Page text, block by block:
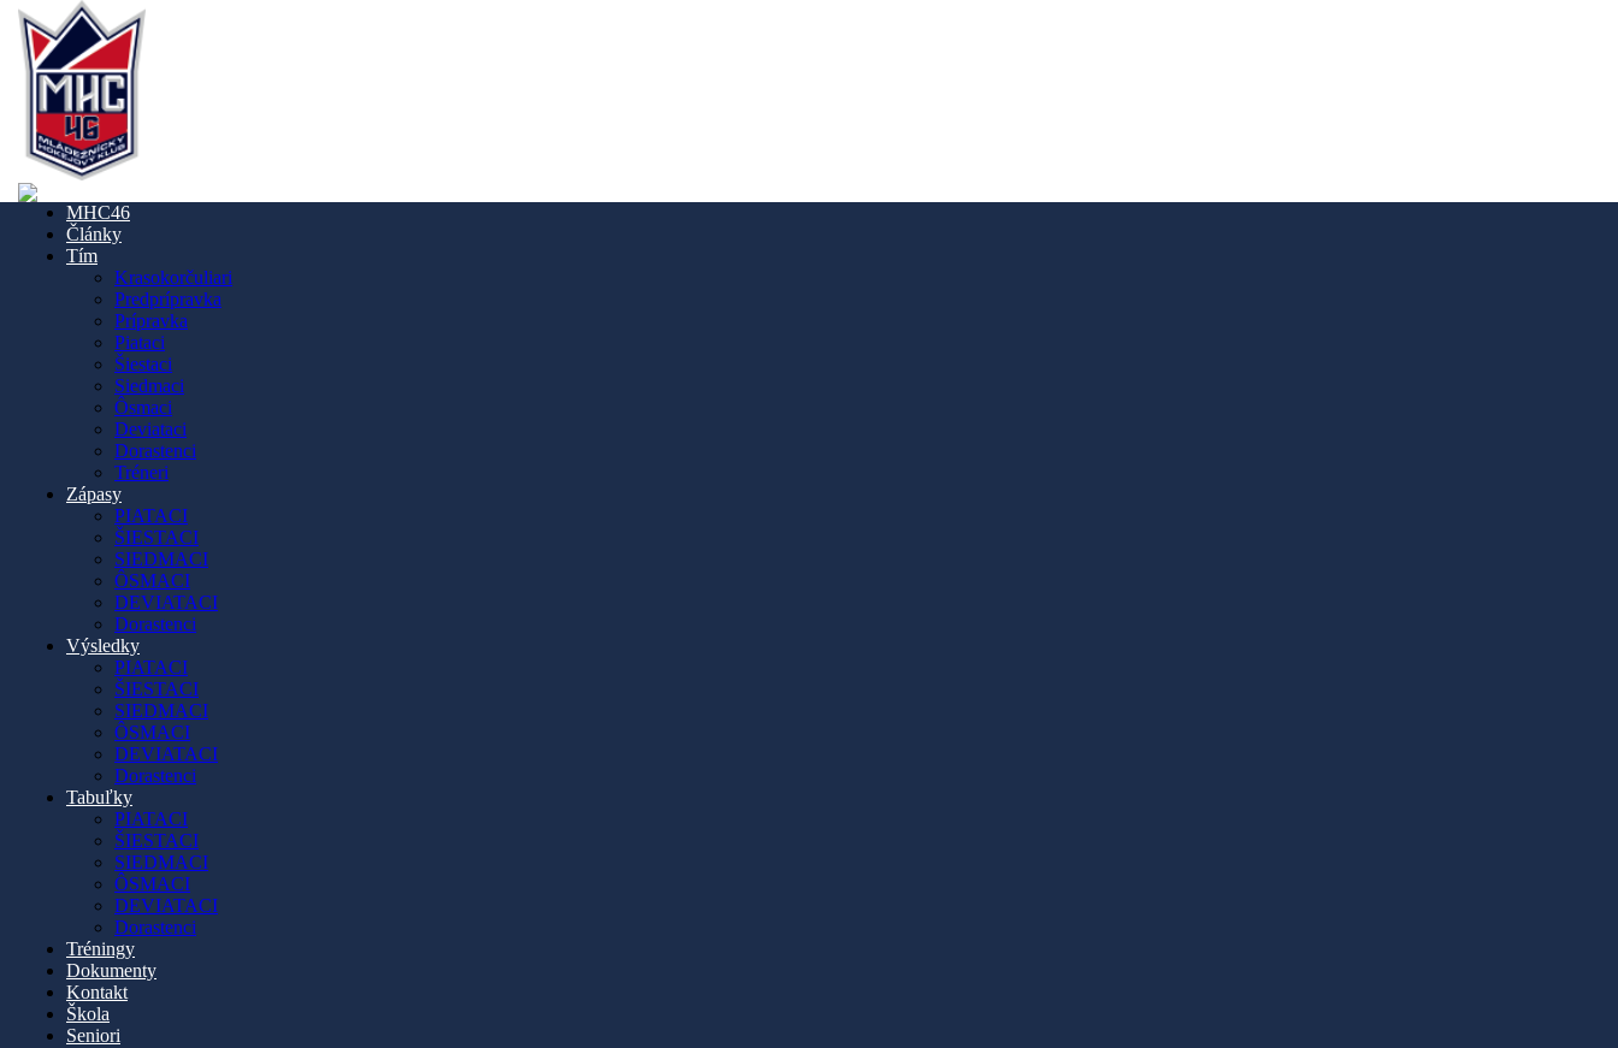
MHC46
Články
Tím
Krasokorčuliari
Predprípravka
Prípravka
Piataci
Šiestaci
Siedmaci
Ôsmaci
Deviataci
Dorastenci
Tréneri
Zápasy
PIATACI
ŠIESTACI
SIEDMACI
ÔSMACI
DEVIATACI
Dorastenci
Výsledky
PIATACI
ŠIESTACI
SIEDMACI
ÔSMACI
DEVIATACI
Dorastenci
Tabuľky
PIATACI
ŠIESTACI
SIEDMACI
ÔSMACI
DEVIATACI
Dorastenci
Tréningy
Dokumenty
Kontakt
Škola
Seniori